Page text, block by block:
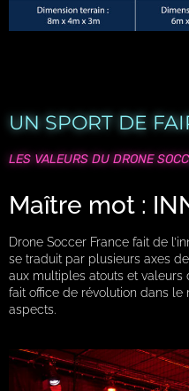
UN SPORT DE
LES VALEURS DU DRONE
Maître mot :
Drone Soccer France fait de
se traduit par plusieurs axes
aux multiples atouts et valeurs
fait office de révolution dans
aspects.